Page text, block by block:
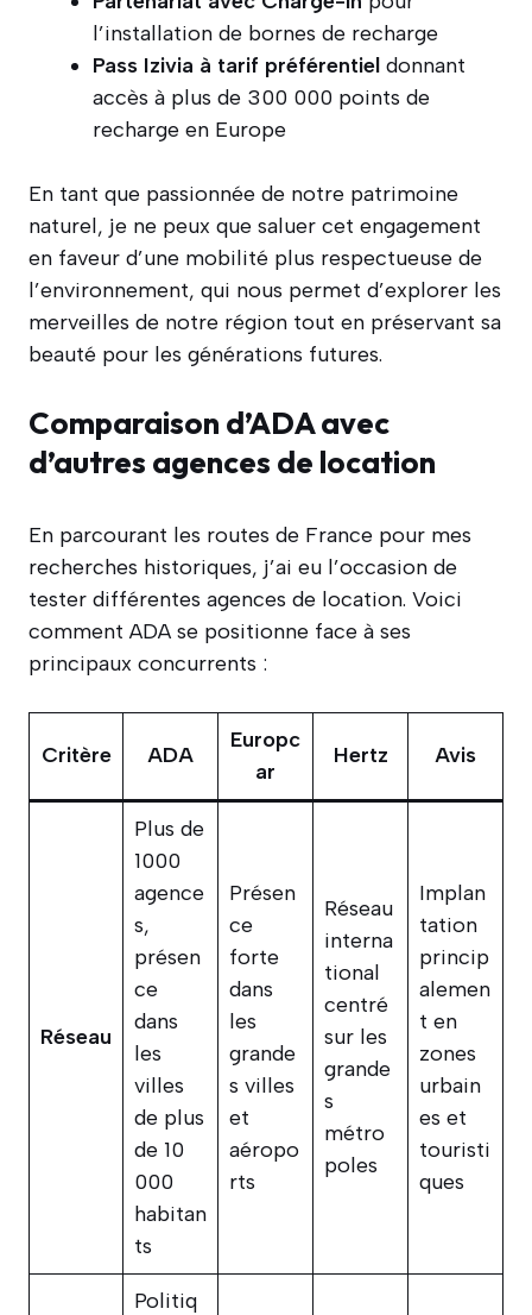
l’installation de bornes de recharge
Pass Izivia à tarif préférentiel donnant
accès à plus de 300 000 points de
recharge en Europe
En tant que passionnée de notre patrimoine
naturel, je ne peux que saluer cet engagement
en faveur d’une mobilité plus respectueuse de
l’environnement, qui nous permet d’explorer les
merveilles de notre région tout en préservant sa
beauté pour les générations futures.
Comparaison d’ADA avec
d’autres agences de location
En parcourant les routes de France pour mes
recherches historiques, j’ai eu l’occasion de
tester différentes agences de location. Voici
comment ADA se positionne face à ses
principaux concurrents :
Critère ADA
Europc
ar
Hertz Avis
Réseau
Plus de
1000
agence
s,
présen
ce
dans
les
villes
de plus
de 10
000
habitan
ts
Présen
ce
forte
dans
les
grande
s villes
et
aéropo
rts
Réseau
interna
tional
centré
sur les
grande
s
métro
poles
Implan
tation
princip
alemen
t en
zones
urbain
es et
touristi
ques
Politiq